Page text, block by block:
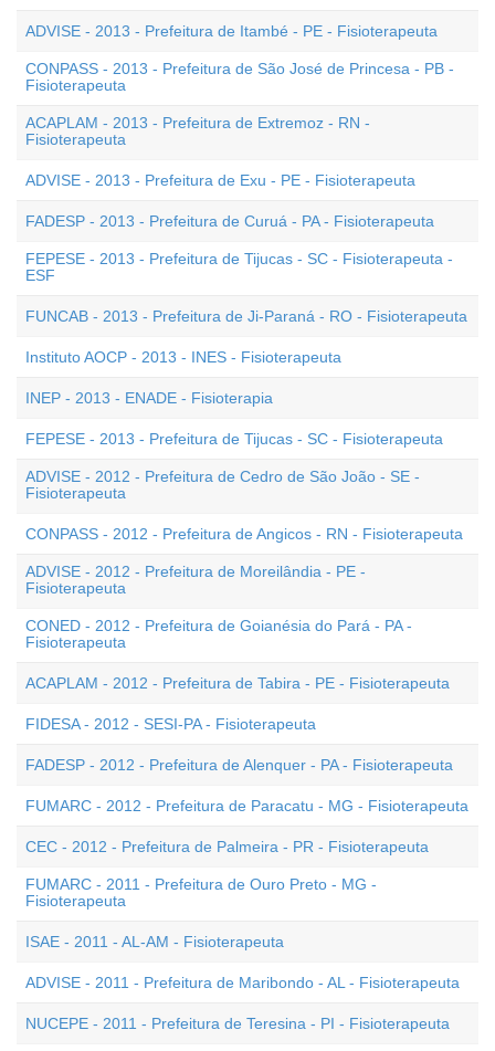
ADVISE - 2013 - Prefeitura de Itambé - PE - Fisioterapeuta
CONPASS - 2013 - Prefeitura de São José de Princesa - PB -
Fisioterapeuta
ACAPLAM - 2013 - Prefeitura de Extremoz - RN -
Fisioterapeuta
ADVISE - 2013 - Prefeitura de Exu - PE - Fisioterapeuta
FADESP - 2013 - Prefeitura de Curuá - PA - Fisioterapeuta
FEPESE - 2013 - Prefeitura de Tijucas - SC - Fisioterapeuta -
ESF
FUNCAB - 2013 - Prefeitura de Ji-Paraná - RO - Fisioterapeuta
Instituto AOCP - 2013 - INES - Fisioterapeuta
INEP - 2013 - ENADE - Fisioterapia
FEPESE - 2013 - Prefeitura de Tijucas - SC - Fisioterapeuta
ADVISE - 2012 - Prefeitura de Cedro de São João - SE -
Fisioterapeuta
CONPASS - 2012 - Prefeitura de Angicos - RN - Fisioterapeuta
ADVISE - 2012 - Prefeitura de Moreilândia - PE -
Fisioterapeuta
CONED - 2012 - Prefeitura de Goianésia do Pará - PA -
Fisioterapeuta
ACAPLAM - 2012 - Prefeitura de Tabira - PE - Fisioterapeuta
FIDESA - 2012 - SESI-PA - Fisioterapeuta
FADESP - 2012 - Prefeitura de Alenquer - PA - Fisioterapeuta
FUMARC - 2012 - Prefeitura de Paracatu - MG - Fisioterapeuta
CEC - 2012 - Prefeitura de Palmeira - PR - Fisioterapeuta
FUMARC - 2011 - Prefeitura de Ouro Preto - MG -
Fisioterapeuta
ISAE - 2011 - AL-AM - Fisioterapeuta
ADVISE - 2011 - Prefeitura de Maribondo - AL - Fisioterapeuta
NUCEPE - 2011 - Prefeitura de Teresina - PI - Fisioterapeuta